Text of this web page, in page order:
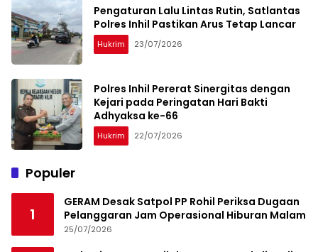
Pengaturan Lalu Lintas Rutin, Satlantas
Polres Inhil Pastikan Arus Tetap Lancar
Hukrim 23/07/2026
Polres Inhil Pererat Sinergitas dengan
Kejari pada Peringatan Hari Bakti
Adhyaksa ke-66
Hukrim 22/07/2026
Populer
1
GERAM Desak Satpol PP Rohil Periksa Dugaan
Pelanggaran Jam Operasional Hiburan Malam
25/07/2026